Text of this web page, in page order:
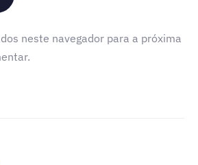
neste navegador para a próxima